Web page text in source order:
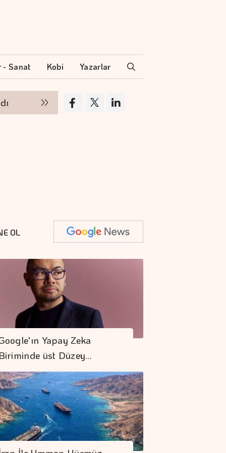
- Sanat Kobi Yazarlar
Google'ın yapay zeka biriminde üst düzey
OL
Yapay Zeka
Biriminde üst Düzey…